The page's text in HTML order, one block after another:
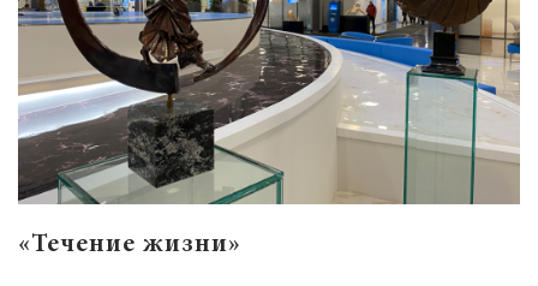
«Течение жизни»